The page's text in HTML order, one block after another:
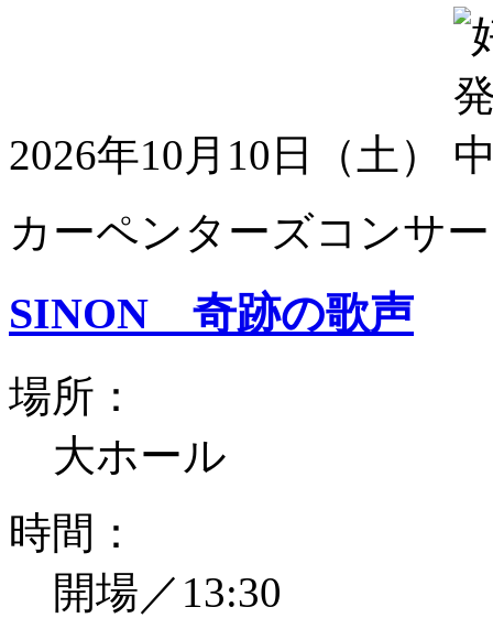
2026年10月10日（土）
カーペンターズコンサ
SINON 奇跡の歌声
場所：
大ホール
時間：
開場／13:30